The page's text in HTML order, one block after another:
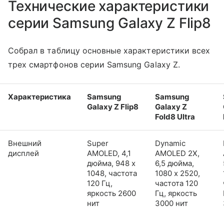
Технические характеристики
серии Samsung Galaxy Z Flip8
Собрал в таблицу основные характеристики всех
трех смартфонов серии Samsung Galaxy Z.
Характеристика
Samsung
Galaxy Z Flip8
Samsung
Galaxy Z
Fold8 Ultra
Внешний
дисплей
Super
AMOLED, 4,1
дюйма, 948 x
1048, частота
120 Гц,
яркость 2600
нит
Dynamic
AMOLED 2X,
6,5 дюйма,
1080 x 2520,
частота 120
Гц, яркость
3000 нит